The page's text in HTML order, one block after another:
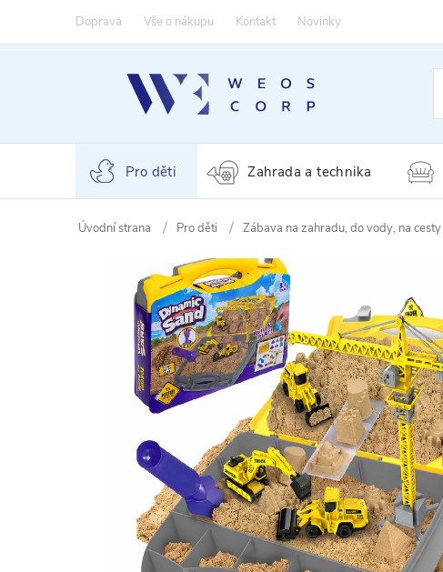
Doprava Vše o nákupu Kontakt Novinky
Pro děti Zahrada a technika
Pro děti Zábava na zahradu, do vody, na cesty